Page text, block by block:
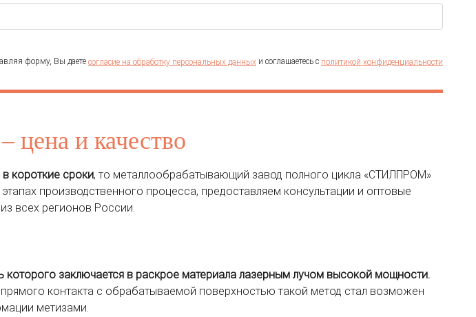
форму, Вы даете согласие на обработку персональных данных и соглашаетесь c политикой конфиденциальности
цена и качество
короткие сроки, то металлообрабатывающий завод полного цикла «СТИЛПРОМ»
производственного процесса, предоставляем консультации и оптовые
всех регионов России.
которого заключается в раскрое материала лазерным лучом высокой мощности.
контакта с обрабатываемой поверхностью такой метод стал возможен
метизами.